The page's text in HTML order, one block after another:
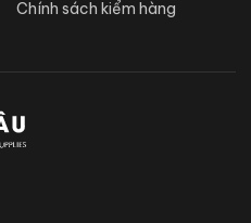
Chính sách kiểm hàng